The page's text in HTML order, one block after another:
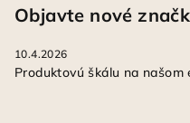
Objavte nové
10.4.2026
Produktovú škálu na